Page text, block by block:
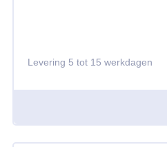
Levering 5 tot 15 werkdagen